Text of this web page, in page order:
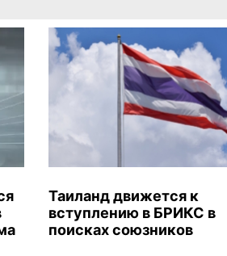
Таиланд движется к
вступлению в БРИКС в
поисках союзников